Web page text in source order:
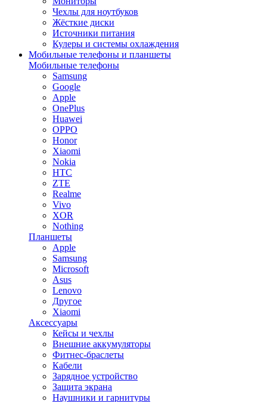
Чехлы для ноутбуков
Жёсткие диски
Источники питания
Кулеры и системы охлаждения
Мобильные телефоны и планшеты
Мобильные телефоны
Samsung
Google
Apple
OnePlus
Huawei
OPPO
Honor
Xiaomi
Nokia
HTC
ZTE
Realme
Vivo
XOR
Nothing
Планшеты
Apple
Samsung
Microsoft
Asus
Lenovo
Другое
Xiaomi
Аксессуары
Кейсы и чехлы
Внешние аккумуляторы
Фитнес-браслеты
Кабели
Зарядное устройство
Защита экрана
Наушники и гарнитуры